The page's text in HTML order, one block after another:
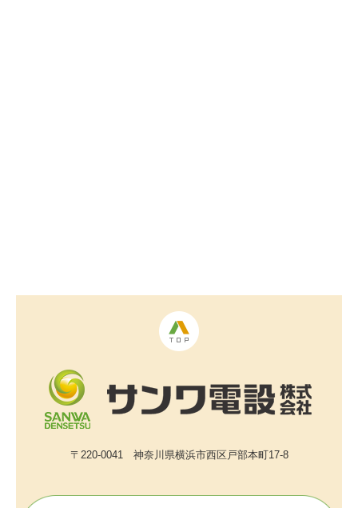
〒220-0041 神奈川県横浜市西区戸部本町17-8